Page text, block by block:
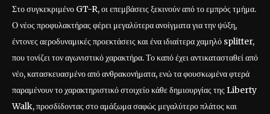
Στο συγκεκριμένο GT-R, οι επεμβάσεις ξεκινούν από το εμπρός τμήμα.
Ο νέος προφυλακτήρας φέρει μεγαλύτερα ανοίγματα για την ψύξη,
έντονες αεροδυναμικές προεκτάσεις και ένα ιδιαίτερα χαμηλό splitter,
που τονίζει τον αγωνιστικό χαρακτήρα. Το καπό έχει αντικατασταθεί από
νέο, κατασκευασμένο από ανθρακονήματα, ενώ τα φουσκωμένα φτερά
παραμένουν το χαρακτηριστικό στοιχείο κάθε δημιουργίας της Liberty
Walk, προσδίδοντας στο αμάξωμα σαφώς μεγαλύτερο πλάτος και